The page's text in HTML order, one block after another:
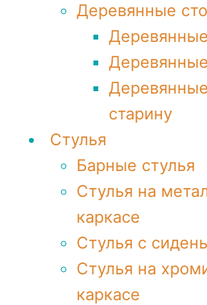
Деревянные
старину
Стулья
Барные стулья
Стулья на
каркасе
Стулья с
Стулья на
каркасе